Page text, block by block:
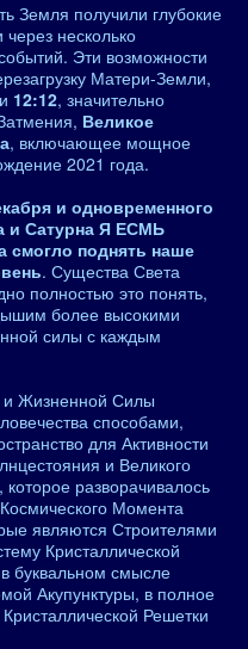
Земля получили глубокие
несколько
Эти возможности
Матери-Земли,
и 12:12, значительно
Великое
, включающее мощное
2021 года.
и одновременного
и Сатурна Я ЕСМЬ
смогло поднять наше
. Существа Света
полностью это понять,
более высокими
силы с каждым
и Жизненной Силы
способами,
для Активности
и Великого
разворачивалось
Момента
являются Строителями
Кристаллической
буквальном смысле
Акупунктуры, в полное
Решетки